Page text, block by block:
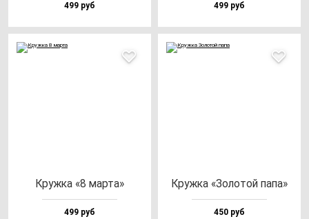
499 руб 499 руб
Круж­ка «8 мар­та»
499 руб
Круж­ка «Золо­той па­па»
450 руб